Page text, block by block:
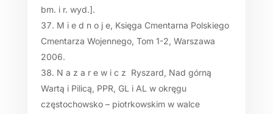
bm. i r. wyd.].
M i e d n o j e, Księga Cmentarna Polskiego
Cmentarza Wojennego, Tom 1-2, Warszawa
2006.
N a z a r e w i c z Ryszard, Nad górną
Wartą i Pilicą, PPR, GL i AL w okręgu
częstochowsko – piotrkowskim w walce